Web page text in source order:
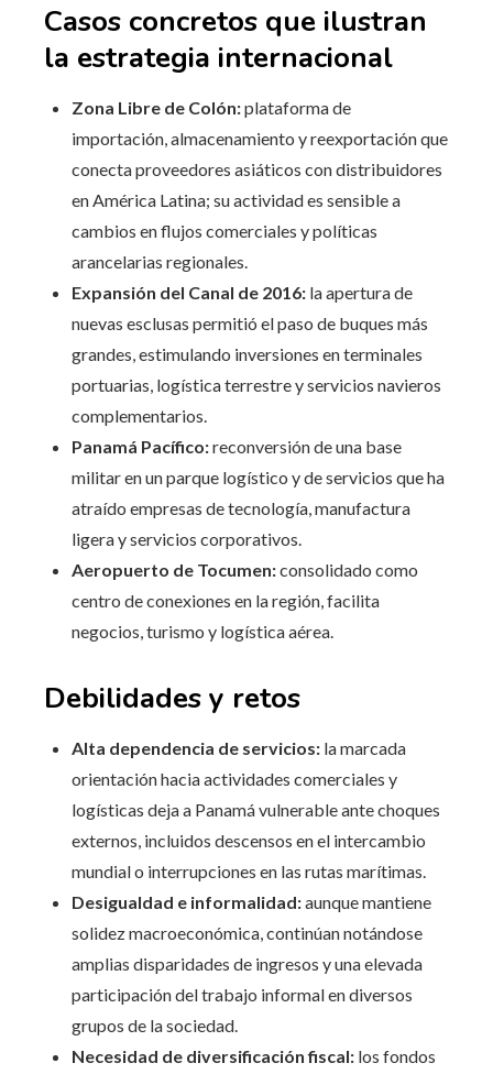
Casos concretos que ilustran
la estrategia internacional
Zona Libre de Colón:plataforma de
importación, almacenamiento y reexportación que
conecta proveedores asiáticos con distribuidores
en América Latina; su actividad es sensible a
cambios en flujos comerciales y políticas
arancelarias regionales.
Expansión del Canal de 2016: la apertura de
nuevas esclusas permitió el paso de buques más
grandes, estimulando inversiones en terminales
portuarias, logística terrestre y servicios navieros
complementarios.
Panamá Pacífico:reconversión de una base
militar en un parque logístico y de servicios que ha
atraído empresas de tecnología, manufactura
ligera y servicios corporativos.
Aeropuerto de Tocumen:consolidado como
centro de conexiones en la región, facilita
negocios, turismo y logística aérea.
Debilidades y retos
Alta dependencia de servicios: la marcada
orientación hacia actividades comerciales y
logísticas deja a Panamá vulnerable ante choques
externos, incluidos descensos en el intercambio
mundial o interrupciones en las rutas marítimas.
Desigualdad e informalidad:aunque mantiene
solidez macroeconómica, continúan notándose
amplias disparidades de ingresos y una elevada
participación del trabajo informal en diversos
grupos de la sociedad.
Necesidad de diversificación fiscal: los fondos